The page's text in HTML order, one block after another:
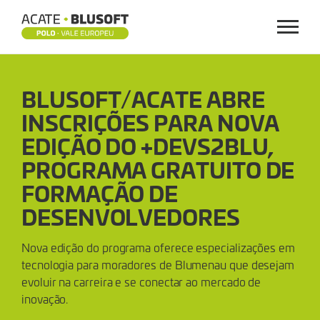
Menu
ABRE
INSCRIÇÕES
PARA
NOVA
EDIÇÃO
DO
BLUSOFT/ACATE ABRE
INSCRIÇÕES PARA NOVA
EDIÇÃO DO +DEVS2BLU,
PROGRAMA GRATUITO DE
FORMAÇÃO DE
DESENVOLVEDORES
Nova edição do programa oferece especializações em
tecnologia para moradores de Blumenau que desejam
evoluir na carreira e se conectar ao mercado de
inovação.